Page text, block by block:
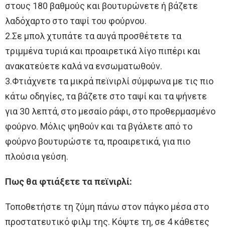
στους 180 βαθμούς και βουτυρώνετε ή βάζετε
λαδόχαρτο στο ταψί του φούρνου.
2.Σε μπολ χτυπάτε τα αυγά προσθέτετε τα
τριμμένα τυριά και προαιρετικά λίγο πιπέρι και
ανακατεύετε καλά να ενσωματωθούν.
3.Φτιάχνετε τα μικρά πεϊνιρλί σύμφωνα με τις πιο
κάτω οδηγίες, τα βάζετε στο ταψί και τα ψήνετε
για 30 λεπτά, στο μεσαίο ράφι, στο προθερμασμένο
φούρνο. Μόλις ψηθούν και τα βγάλετε από το
φούρνο βουτυρώστε τα, προαιρετικά, για πιο
πλούσια γεύση.
Πως θα φτιάξετε τα πεϊνιρλί:
Τοποθετήστε τη ζύμη πάνω στον πάγκο μέσα στο
προστατευτικό φιλμ της. Κόψτε τη, σε 4 κάθετες